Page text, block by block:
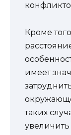
Кроме
имеет
таких
увеличить